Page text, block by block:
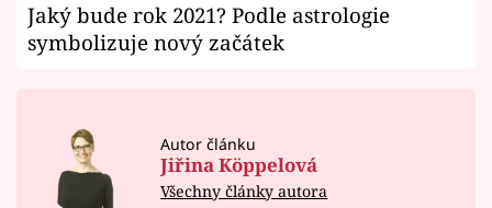
Jaký bude rok 2021? Podle astrologie
symbolizuje nový začátek
Autor článku
Jiřina Köppelová
Všechny články autora